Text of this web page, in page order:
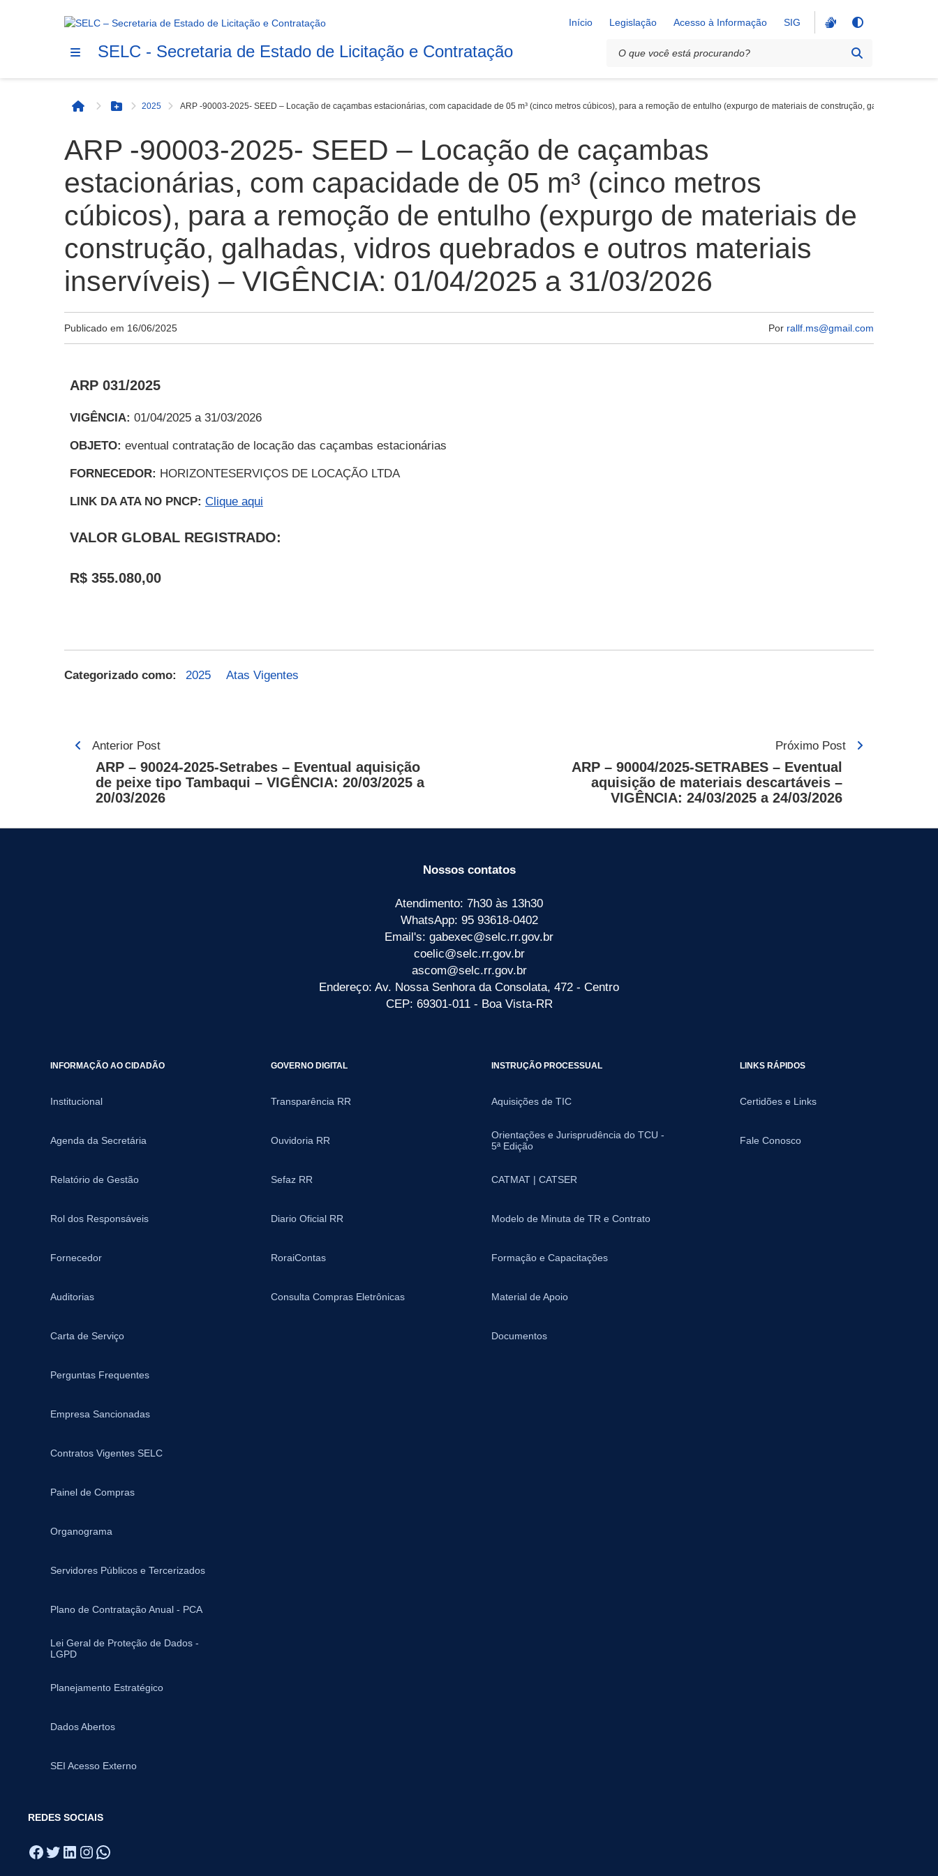
Início Legislação Acesso à Informação SIG
SELC - Secretaria de Estado de Licitação e Contratação
Início Botão Menu
2025 ARP -90003-2025- SEED – Locação de caçambas estacionárias, com capacidade de 05 m³ (cinco metros cúbicos), para a remoção de entulho (expurgo de materiais de construção, galhadas,
ARP -90003-2025- SEED – Locação de caçambas
estacionárias, com capacidade de 05 m³ (cinco metros
cúbicos), para a remoção de entulho (expurgo de materiais de
construção, galhadas, vidros quebrados e outros materiais
inservíveis) – VIGÊNCIA: 01/04/2025 a 31/03/2026
Publicado em 16/06/2025 Por rallf.ms@gmail.com
ARP 031/2025
VIGÊNCIA: 01/04/2025 a 31/03/2026
OBJETO: eventual contratação de locação das caçambas estacionárias
FORNECEDOR: HORIZONTESERVIÇOS DE LOCAÇÃO LTDA
LINK DA ATA NO PNCP: Clique aqui
VALOR GLOBAL REGISTRADO:
R$ 355.080,00
Categorizado como: 2025 Atas Vigentes
Navegação
Post
Anterior Post
ARP – 90024-2025-Setrabes – Eventual aquisição
de peixe tipo Tambaqui – VIGÊNCIA: 20/03/2025 a
20/03/2026
Próximo Post
ARP – 90004/2025-SETRABES – Eventual
aquisição de materiais descartáveis –
VIGÊNCIA: 24/03/2025 a 24/03/2026
Nossos contatos
Atendimento: 7h30 às 13h30
WhatsApp: 95 93618-0402
Email's: gabexec@selc.rr.gov.br
coelic@selc.rr.gov.br
ascom@selc.rr.gov.br
Endereço: Av. Nossa Senhora da Consolata, 472 - Centro
CEP: 69301-011 - Boa Vista-RR
INFORMAÇÃO AO CIDADÃO
Institucional
Agenda da Secretária
Relatório de Gestão
Rol dos Responsáveis
Fornecedor
Auditorias
Carta de Serviço
Perguntas Frequentes
Empresa Sancionadas
Contratos Vigentes SELC
Painel de Compras
Organograma
Servidores Públicos e Tercerizados
Plano de Contratação Anual - PCA
Lei Geral de Proteção de Dados -
LGPD
Planejamento Estratégico
Dados Abertos
SEI Acesso Externo
GOVERNO DIGITAL
Transparência RR
Ouvidoria RR
Sefaz RR
Diario Oficial RR
RoraiContas
Consulta Compras Eletrônicas
INSTRUÇÃO PROCESSUAL
Aquisições de TIC
Orientações e Jurisprudência do TCU -
5ª Edição
CATMAT | CATSER
Modelo de Minuta de TR e Contrato
Formação e Capacitações
Material de Apoio
Documentos
LINKS RÁPIDOS
Certidões e Links
Fale Conosco
REDES SOCIAIS
Facebook
Twitter
LinkedIn
Instagram
WhatsApp